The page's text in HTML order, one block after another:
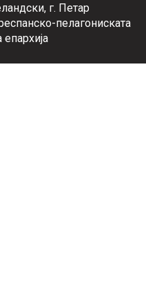
г. Петар
пелагониската